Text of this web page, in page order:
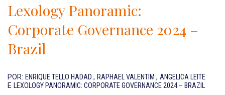
PRÊMIOS
NOSSA EQUIPE
CARREIRA
Localização
Lexology Panoramic:
Corporate Governance 2024 –
Brazil
POR: ENRIQUE TELLO HADAD , RAPHAEL VALENTIM , ANGELICA LEITE
E LEXOLOGY PANORAMIC: CORPORATE GOVERNANCE 2024 – BRAZIL